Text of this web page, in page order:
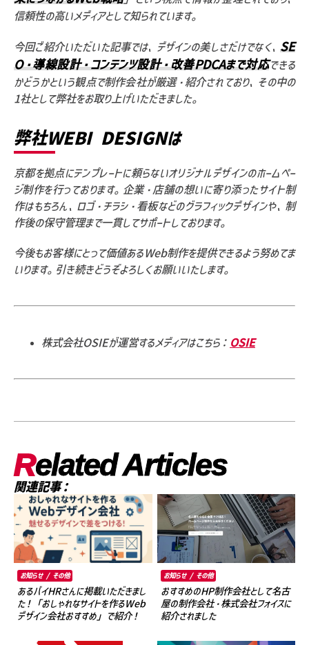
信頼性の高いメディアとして知られています。
今回ご紹介いただいた記事では、デザインの美しさだけでなく、 SE
O・導線設計・コンテンツ設計・改善PDCAまで対応できる
かどうかという観点で制作会社が厳選・紹介されており、その中の
1社として弊社をお取り上げいただきました。
弊社WEBI DESIGNは
京都を拠点にテンプレートに頼らないオリジナルデザインのホームペー
ジ制作を行っております。企業・店舗の想いに寄り添ったサイト制
作はもちろん、ロゴ・チラシ・看板などのグラフィックデザインや、制
作後の保守管理まで一貫してサポートしております。
今後もお客様にとって価値あるWeb制作を提供できるよう努めてま
いります。引き続きどうぞよろしくお願いいたします。
株式会社OSIEが運営するメディアはこちら： OSIE
Related Articles
関連記事：
お知らせ / その他
あるバイHRさんに掲載いただきまし
た！「おしゃれなサイトを作るWeb
デザイン会社おすすめ」で紹介！
お知らせ / その他
おすすめのHP制作会社として名古
屋の制作会社・株式会社フォイスに
紹介されました